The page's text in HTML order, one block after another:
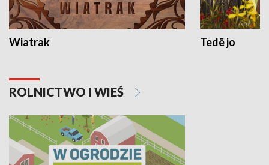
Wiatrak Tedë jo
ROLNICTWO I WIEŚ